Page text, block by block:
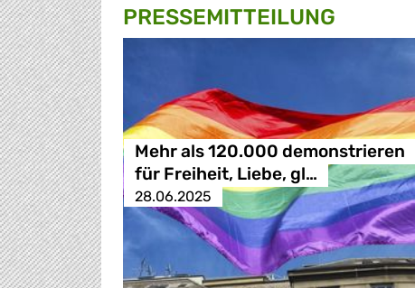
PRESSE­MITTEILUNG
Mehr als 120.000 demonstrieren
für Freiheit, Liebe, gl…
28.06.2025